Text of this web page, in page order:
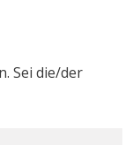
Sei die/der